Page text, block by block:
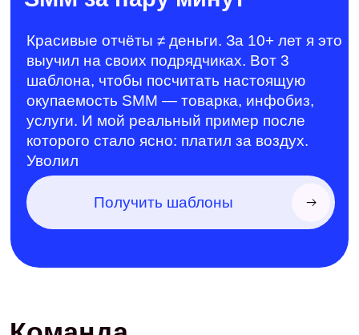
Лауреат Tagline
Awards
признание экспертизы на уровне
Почему мы